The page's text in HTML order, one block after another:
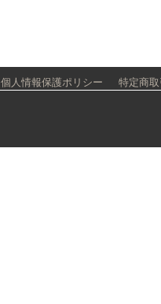
個人情報保護ポリシー 特定商